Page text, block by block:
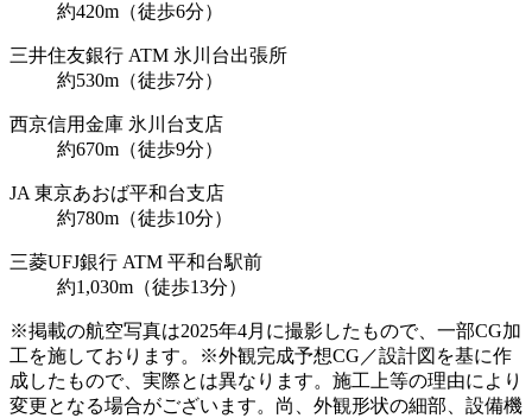
約420m（徒歩6分）
三井住友銀行 ATM 氷川台出張所
約530m（徒歩7分）
西京信用金庫 氷川台支店
約670m（徒歩9分）
JA 東京あおば平和台支店
約780m（徒歩10分）
三菱UFJ銀行 ATM 平和台駅前
約1,030m（徒歩13分）
※掲載の航空写真は2025年4月に撮影したもので、一部CG加
工を施しております。※外観完成予想CG／設計図を基に作
成したもので、実際とは異なります。施工上等の理由により
変更となる場合がございます。尚、外観形状の細部、設備機